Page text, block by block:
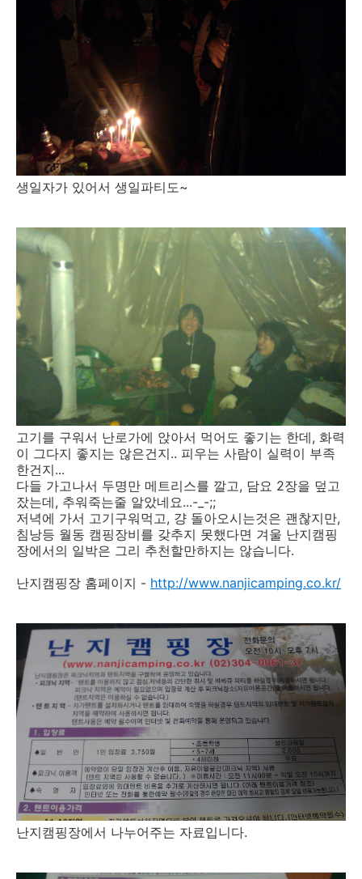
생일자가 있어서 생일파티도~
고기를 구워서 난로가에 앉아서 먹어도 좋기는 한데, 화력
이 그다지 좋지는 않은건지.. 피우는 사람이 실력이 부족
한건지...
다들 가고나서 두명만 메트리스를 깔고, 담요 2장을 덮고
잤는데, 추워죽는줄 알았네요...-_-;;
저녁에 가서 고기구워먹고, 걍 돌아오시는것은 괜찮지만,
침낭등 월동 캠핑장비를 갖추지 못했다면 겨울 난지캠핑
장에서의 일박은 그리 추천할만하지는 않습니다.
난지캠핑장 홈페이지 - http://www.nanjicamping.co.kr/
난지캠핑장에서 나누어주는 자료입니다.